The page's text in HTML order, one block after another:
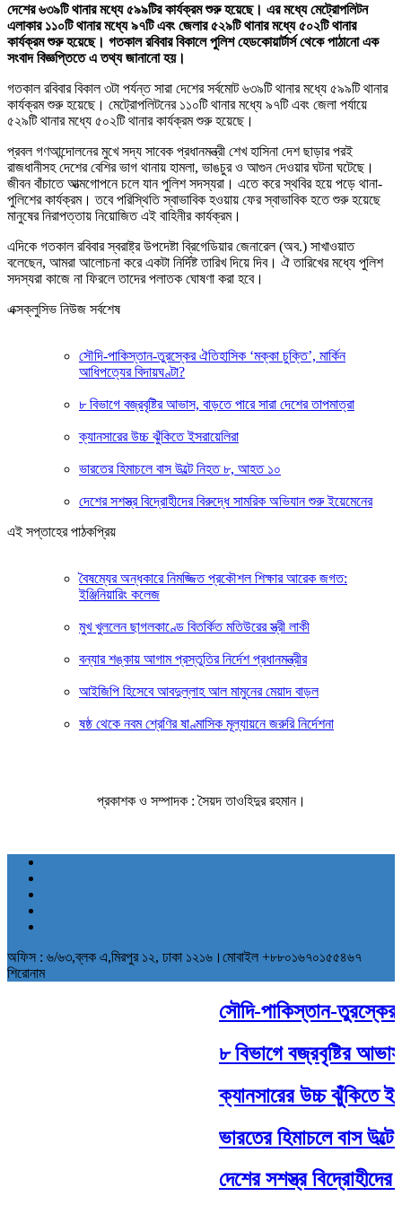
দেশের ৬৩৯টি থানার মধ্যে ৫৯৯টির কার্যক্রম শুরু হয়েছে। এর মধ্যে মেট্রোপলিটন
এলাকার ১১০টি থানার মধ্যে ৯৭টি এবং জেলার ৫২৯টি থানার মধ্যে ৫০২টি থানার
কার্যক্রম শুরু হয়েছে। গতকাল রবিবার বিকালে পুলিশ হেডকোয়ার্টার্স থেকে পাঠানো এক
সংবাদ বিজ্ঞপ্তিতে এ তথ্য জানানো হয়।
গতকাল রবিবার বিকাল ৩টা পর্যন্ত সারা দেশের সর্বমোট ৬৩৯টি থানার মধ্যে ৫৯৯টি থানার
কার্যক্রম শুরু হয়েছে। মেট্রোপলিটনের ১১০টি থানার মধ্যে ৯৭টি এবং জেলা পর্যায়ে
৫২৯টি থানার মধ্যে ৫০২টি থানার কার্যক্রম শুরু হয়েছে।
প্রবল গণআন্দোলনের মুখে সদ্য সাবেক প্রধানমন্ত্রী শেখ হাসিনা দেশ ছাড়ার পরই
রাজধানীসহ দেশের বেশির ভাগ থানায় হামলা, ভাঙচুর ও আগুন দেওয়ার ঘটনা ঘটেছে।
জীবন বাঁচাতে আত্মগোপনে চলে যান পুলিশ সদস্যরা। এতে করে স্থবির হয়ে পড়ে থানা-
পুলিশের কার্যক্রম। তবে পরিস্থিতি স্বাভাবিক হওয়ায় ফের স্বাভাবিক হতে শুরু হয়েছে
মানুষের নিরাপত্তায় নিয়োজিত এই বাহিনীর কার্যক্রম।
এদিকে গতকাল রবিবার স্বরাষ্ট্র উপদেষ্টা ব্রিগেডিয়ার জেনারেল (অব.) সাখাওয়াত
বলেছেন, আমরা আলোচনা করে একটা নির্দিষ্ট তারিখ দিয়ে দিব। ঐ তারিখের মধ্যে পুলিশ
সদস্যরা কাজে না ফিরলে তাদের পলাতক ঘোষণা করা হবে।
এক্সক্লুসিভ নিউজ সর্বশেষ
সৌদি-পাকিস্তান-তুরস্কের ঐতিহাসিক ‘মক্কা চুক্তি’, মার্কিন
আধিপত্যের বিদায়ঘণ্টা?
৮ বিভাগে বজ্রবৃষ্টির আভাস, বাড়তে পারে সারা দেশের তাপমাত্রা
ক্যানসারের উচ্চ ঝুঁকিতে ইসরায়েলিরা
ভারতের হিমাচলে বাস উল্টে নিহত ৮, আহত ১০
দেশের সশস্ত্র বিদ্রোহীদের বিরুদ্ধে সামরিক অভিযান শুরু ইয়েমেনের
এই সপ্তাহের পাঠকপ্রিয়
বৈষম্যের অন্ধকারে নিমজ্জিত প্রকৌশল শিক্ষার আরেক জগত:
ইঞ্জিনিয়ারিং কলেজ
মুখ খুললেন ছাগলকাণ্ডে বিতর্কিত মতিউরের স্ত্রী লাকী
বন্যার শঙ্কায় আগাম প্রস্তুতির নির্দেশ প্রধানমন্ত্রীর
আইজিপি হিসেবে আবদুল্লাহ আল মামুনের মেয়াদ বাড়ল
ষষ্ঠ থেকে নবম শ্রেণির ষাণ্মাসিক মূল্যায়নে জরুরি নির্দেশনা
প্রকাশক ও সম্পাদক : সৈয়দ তাওহিদুর রহমান।
অফিস : ৬/৬৩,ব্লক এ,মিরপুর ১২, ঢাকা ১২১৬।মোবাইল +৮৮০১৬৭০১৫৫৪৬৭
শিরোনাম
সৌদি-পাকিস্তান-তুরস্কের
৮ বিভাগে বজ্রবৃষ্টির
ক্যানসারের উচ্চ ঝুঁকিতে
ভারতের হিমাচলে বাস
দেশের সশস্ত্র